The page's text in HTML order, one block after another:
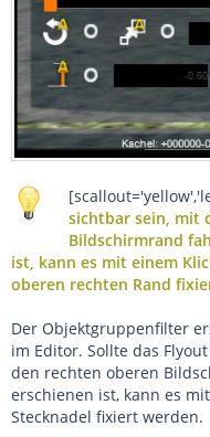
sichtbar sein, mit
Bildschirmrand
ist, kann es mit einem
oberen rechten Rand
Der Objektgruppenfilter
im Editor. Sollte das
den rechten oberen
erschienen ist, kann es
Stecknadel fixiert werden.